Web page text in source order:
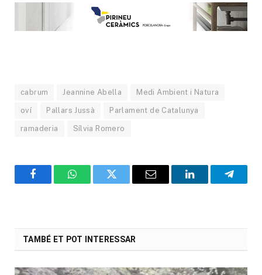
cabrum Jeannine Abella Medi Ambient i Natura
oví Pallars Jussà Parlament de Catalunya
ramaderia Sílvia Romero
FacebookWhatsAppTwitter Email LinkedIn
TAMBÉ ET POT INTERESSAR